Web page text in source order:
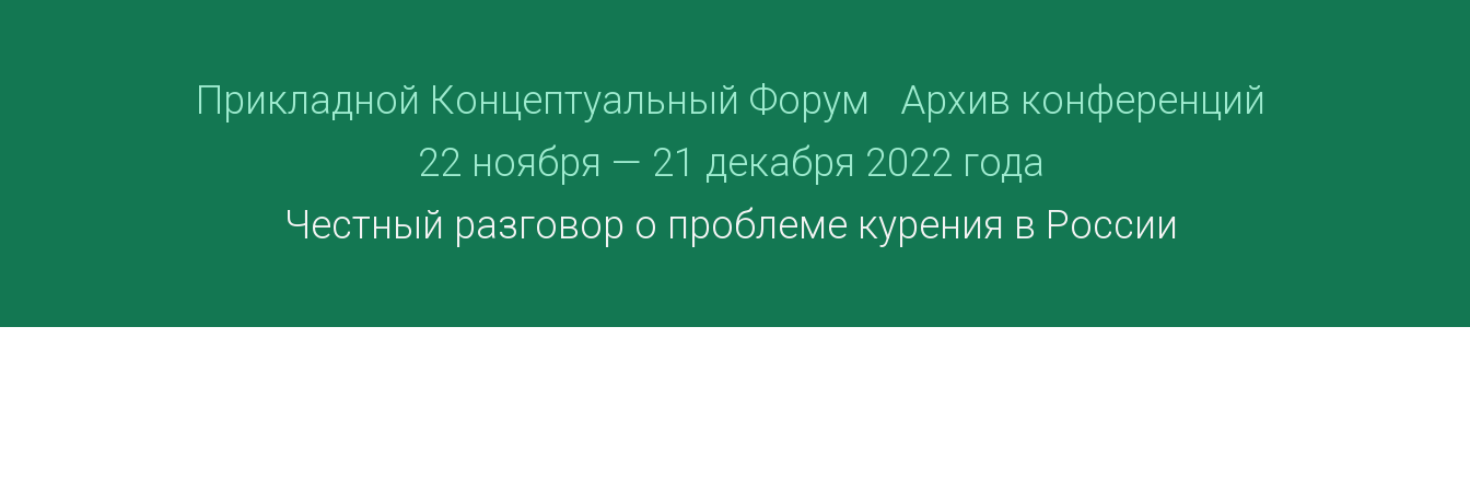
Прикладной Концептуальный Форум
Архив конференций
22 ноября — 21 декабря 2022 года
Честный разговор о проблеме курения в России